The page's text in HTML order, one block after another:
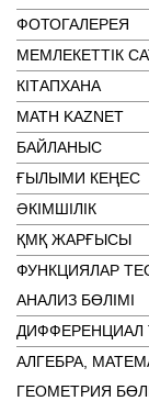
ФОТОГАЛЕРЕЯ
МЕМЛЕКЕТТІК
КІТАПХАНА
MATH KAZNET
БАЙЛАНЫС
ҒЫЛЫМИ КЕҢЕС
ӘКІМШІЛІК
ҚМҚ ЖАРҒЫСЫ
ФУНКЦИЯЛАР
АНАЛИЗ БӨЛІМІ
ДИФФЕРЕНЦИАЛ
АЛГЕБРА,
ГЕОМЕТРИЯ